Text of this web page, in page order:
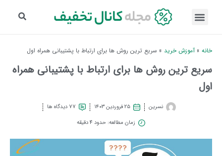
خانه » آموزش خرید » سریع ترین روش ها برای ارتباط با پشتیبانی همراه اول
سریع ترین روش ها برای ارتباط با پشتیبانی همراه
اول
نسرین ۲۵ فروردین ۱۴۰۳
77 دیدگاه ها
زمان مطالعه: حدود 4 دقیقه